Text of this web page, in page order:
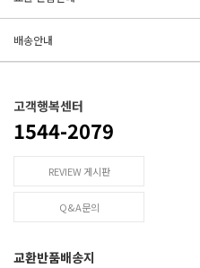
배송안내
고객행복센터
1544-2079
REVIEW 게시판
Q&A문의
교환반품배송지